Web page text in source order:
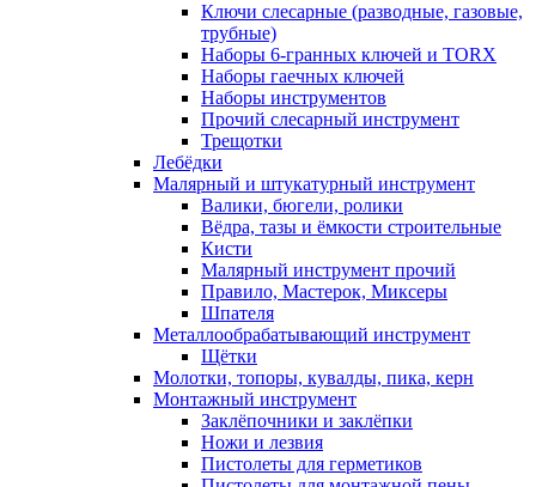
Ключи слесарные (разводные, газовые,
трубные)
Наборы 6-гранных ключей и TORX
Наборы гаечных ключей
Наборы инструментов
Прочий слесарный инструмент
Трещотки
Лебёдки
Малярный и штукатурный инструмент
Валики, бюгели, ролики
Вёдра, тазы и ёмкости строительные
Кисти
Малярный инструмент прочий
Правило, Мастерок, Миксеры
Шпателя
Металлообрабатывающий инструмент
Щётки
Молотки, топоры, кувалды, пика, керн
Монтажный инструмент
Заклёпочники и заклёпки
Ножи и лезвия
Пистолеты для герметиков